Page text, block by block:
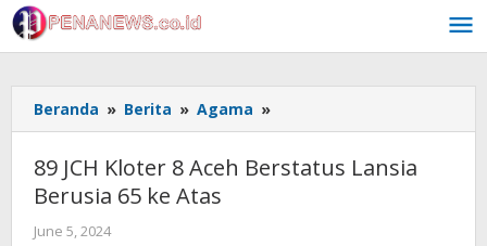
Skip
to
content
Beranda » Berita » Agama »
JCH
8
89 JCH Kloter 8 Aceh Berstatus Lansia
Berusia 65 ke Atas
June 5, 2024